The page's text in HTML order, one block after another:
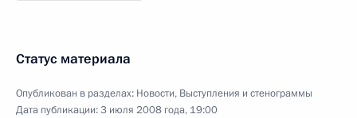
Статус материала
Опубликован в разделах: Новости, Выступления и стенограммы
Дата публикации:3 июля 2008 года, 19:00